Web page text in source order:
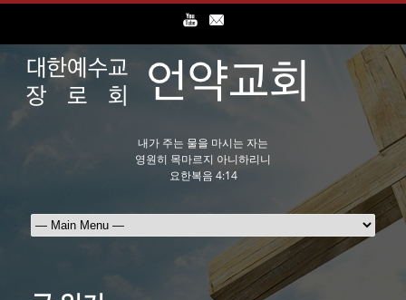
내가 주는 물을 마시는 자는
영원히 목마르지 아니하리니
요한복음 4:14